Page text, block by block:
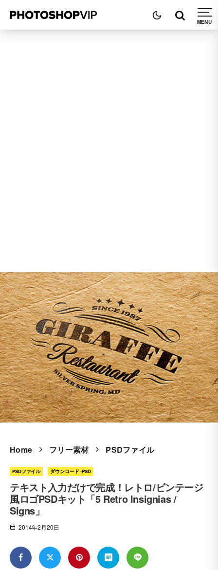
Home フリー素材 PSDファイル
PSDファイル ダウンロード -PSD
テキスト入力だけで完成！レトロ/ビンテージ
風ロゴPSDキット「5 Retro Insignias /
Signs」
2014年2月20日